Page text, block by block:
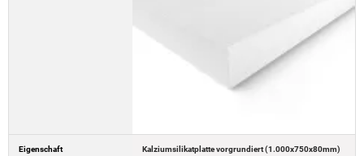
Eigenschaft Kalziumsilikatplatte vorgrundiert (1.000x750x80mm)